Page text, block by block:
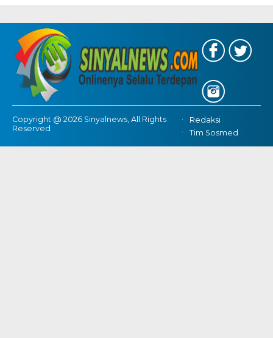
Copyright @ 2026 Sinyalnews, All Rights
Reserved
Redaksi
Tim Sosmed